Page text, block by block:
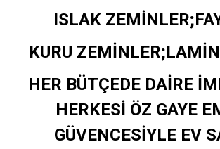
ISLAK
KURU
HER BÜTÇEDE DAİRE
HERKESİ ÖZ GAYE
GÜVENCESİYLE EV